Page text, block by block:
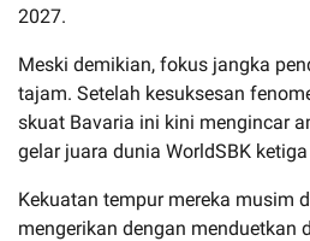
2027.
Meski demikian, fokus jangka
tajam. Setelah kesuksesan
skuat Bavaria ini kini mengincar
gelar juara dunia WorldSBK
Kekuatan tempur mereka musim
mengerikan dengan menduetkan